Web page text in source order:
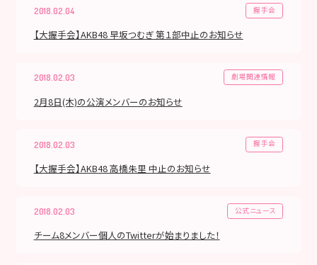
2018.02.04 握手会
【大握手会】AKB48 早坂つむぎ 第１部中止のお知らせ
2018.02.03 劇場関連情報
2月8日(木)の公演メンバーのお知らせ
2018.02.03 握手会
【大握手会】AKB48 高橋朱里 中止のお知らせ
2018.02.03 公式ニュース
チーム8メンバー個人のTwitterが始まりました！